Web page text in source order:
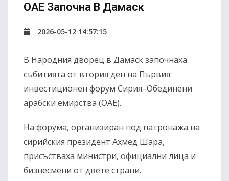
ОАЕ Започна В Дамаск
2026-05-12 14:57:15
В Народния дворец в Дамаск започнаха
събитията от втория ден на Първия
инвестиционен форум Сирия–Обединени
арабски емирства (ОАЕ).
На форума, организиран под патронажа на
сирийския президент Ахмед Шара,
присъстваха министри, официални лица и
бизнесмени от двете страни.